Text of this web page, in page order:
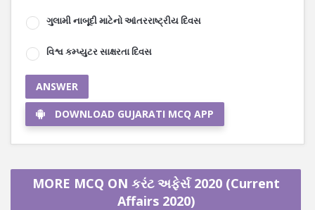
ગુલામી નાબૂદી માટેનો આંતરરાષ્ટ્રીય દિવસ
વિશ્વ કમ્પ્યુટર સાક્ષરતા દિવસ
ANSWER
DOWNLOAD GUJARATI MCQ APP
MORE MCQ ON કરંટ અફેર્સ 2020 (Current
Affairs 2020)